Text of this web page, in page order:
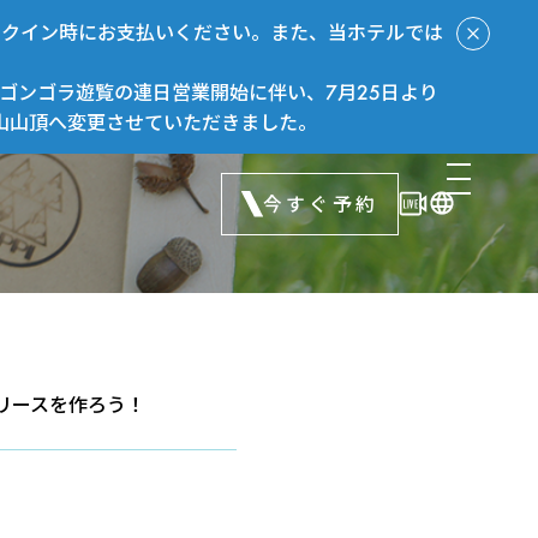
イン時にお支払いください。また、当ホテルでは
ンゴラ遊覧の連日営業開始に伴い、7月25日より
頂へ変更させていただきました。
今すぐ予約
スを作ろう！